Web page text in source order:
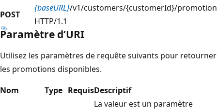
POST
{baseURL}/v1/customers/{customerId}/
HTTP/1.1
Paramètre d’URI
Utilisez les paramètres de requête suivants pour retourner
les promotions disponibles.
Nom
Type RequisDescriptif
La valeur est un paramètre